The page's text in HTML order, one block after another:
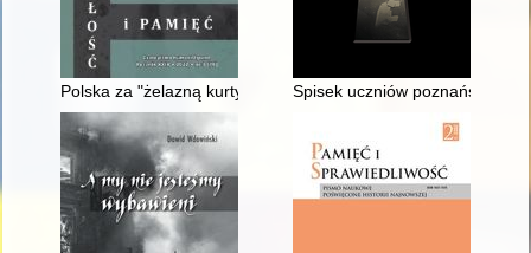
Polska za "żelazną kurtyną" w cieniu "zimnej wojny" :
Spisek uczniów poznańskiego